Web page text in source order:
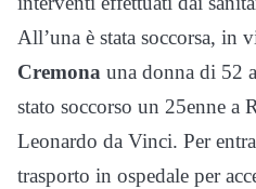
All’una è stata soccorsa, in
Cremona una donna di 52
stato soccorso un 25enne a
Leonardo da Vinci. Per
trasporto in ospedale per